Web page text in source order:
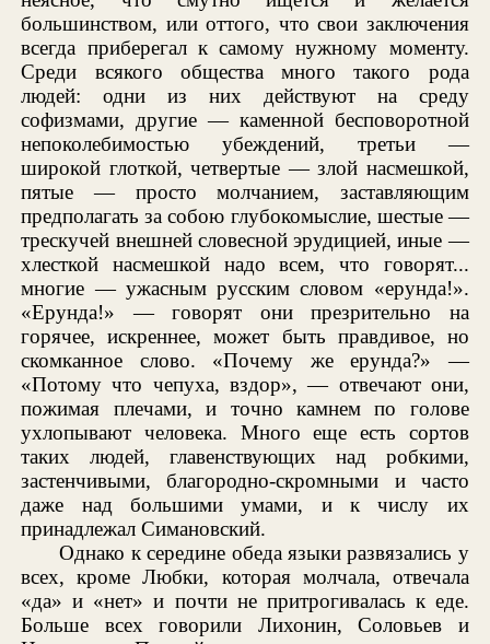
большинством, или оттого, что свои заключения
всегда приберегал к самому нужному моменту.
Среди всякого общества много такого рода
людей: одни из них действуют на среду
софизмами, другие — каменной бесповоротной
непоколебимостью убеждений, третьи —
широкой глоткой, четвертые — злой насмешкой,
пятые — просто молчанием, заставляющим
предполагать за собою глубокомыслие, шестые —
трескучей внешней словесной эрудицией, иные —
хлесткой насмешкой надо всем, что говорят...
многие — ужасным русским словом «ерунда!».
«Ерунда!» — говорят они презрительно на
горячее, искреннее, может быть правдивое, но
скомканное слово. «Почему же ерунда?» —
«Потому что чепуха, вздор», — отвечают они,
пожимая плечами, и точно камнем по голове
ухлопывают человека. Много еще есть сортов
таких людей, главенствующих над робкими,
застенчивыми, благородно-скромными и часто
даже над большими умами, и к числу их
принадлежал Симановский.
Однако к середине обеда языки развязались у
всех, кроме Любки, которая молчала, отвечала
«да» и «нет» и почти не притрогивалась к еде.
Больше всех говорили Лихонин, Соловьев и